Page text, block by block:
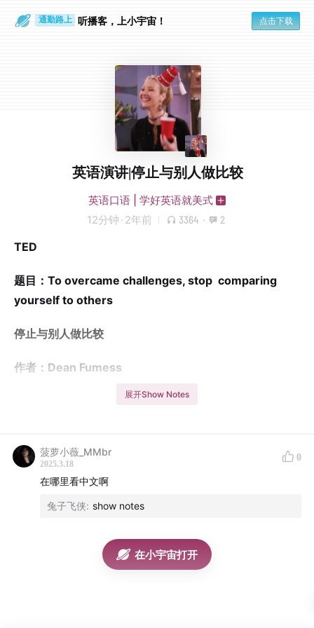
通勤路上 听播客，上小宇宙！ 点击下载
英语演讲|停⽌与别⼈做⽐较
英语口语 | 学好英语就美式
12分钟 · 2年前 3364 · 2
TED
题⽬：To overcame challenges, stop comparing
yourself to others
停⽌与别⼈做⽐较
作者：Dean Fumess
展开Show Notes
菠萝小薇_MMbr
2025.3.18
0
在哪里看中文啊
兔子飞侠: show notes
在小宇宙打开